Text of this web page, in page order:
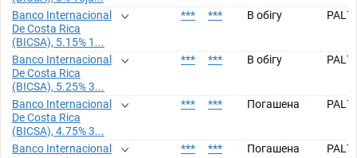
Banco Internacional
De Costa Rica
(BICSA), 5.15% 1...
*** *** В обігу
Banco Internacional
De Costa Rica
(BICSA), 5.25% 3...
*** *** В обігу
Banco Internacional
De Costa Rica
(BICSA), 4.75% 3...
*** *** Погашена
Banco Internacional
*** *** Погашена